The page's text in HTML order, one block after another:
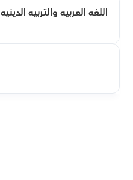
اللغه العربيه والتربيه الدينيه